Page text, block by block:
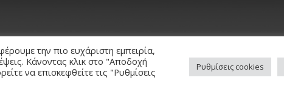
/ Powered by
την πιο ευχάριστη εμπειρία,
Κάνοντας κλικ στο "Αποδοχή
να επισκεφθείτε τις "Ρυθμίσεις
Ρυθμίσεις cookies